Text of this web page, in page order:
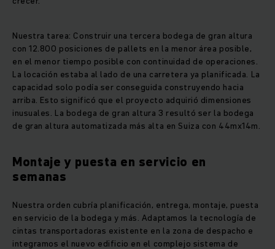
Nuestra tarea: Construir una tercera bodega de gran altura
con 12.800 posiciones de pallets en la menor área posible,
en el menor tiempo posible con continuidad de operaciones.
La locación estaba al lado de una carretera ya planificada. La
capacidad solo podía ser conseguida construyendo hacia
arriba. Esto significó que el proyecto adquirió dimensiones
inusuales. La bodega de gran altura 3 resultó ser la bodega
de gran altura automatizada más alta en Suiza con 44mx14m.
Montaje y puesta en servicio en
semanas
Nuestra orden cubría planificación, entrega, montaje, puesta
en servicio de la bodega y más. Adaptamos la tecnología de
cintas transportadoras existente en la zona de despacho e
integramos el nuevo edificio en el complejo sistema de